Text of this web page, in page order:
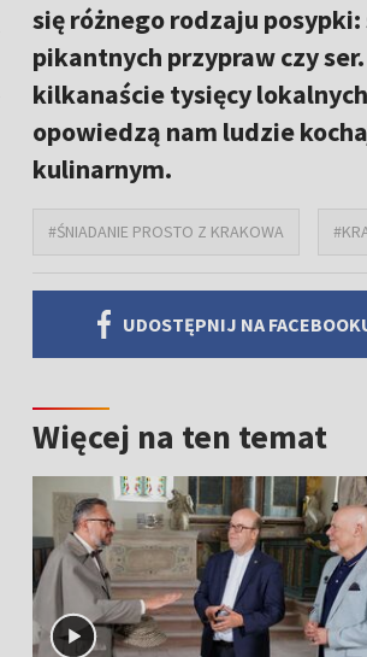
się różnego rodzaju
pikantnych przypraw czy
kilkanaście tysięcy
opowiedzą nam ludzie
kulinarnym.
#ŚNIADANIE PROSTO Z KRAKOWA
UDOSTĘPNIJ NA
Więcej na ten temat